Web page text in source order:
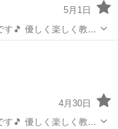
5月1日
教え
^ ^ 曜日や時間
4月30日
教え